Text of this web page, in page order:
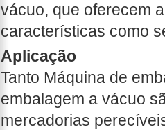
vácuo, que oferecem
características como
Aplicação
Tanto Máquina de
embalagem a vácuo
mercadorias